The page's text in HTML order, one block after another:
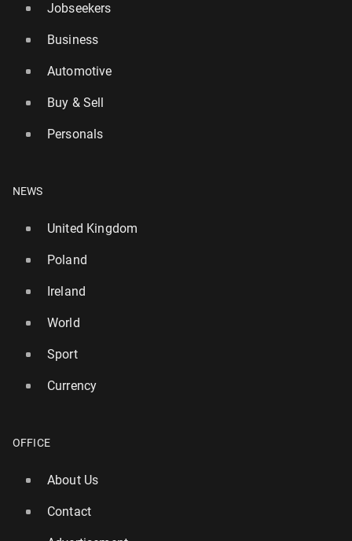
Jobseekers
Business
Automotive
Buy & Sell
Personals
NEWS
United Kingdom
Poland
Ireland
World
Sport
Currency
OFFICE
About Us
Contact